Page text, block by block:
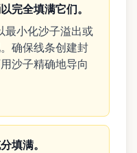
完全填满它们。
最小化沙子溢出或
确保线条创建封
沙子精确地导向
填满。